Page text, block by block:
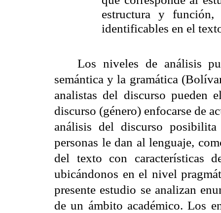
estructura y función,
identificables en el
Los niveles de análisis
semántica y la gramática
analistas del discurso
discurso (género) enfocarse de
análisis del discurso
personas le dan al lenguaje,
del texto con características
ubicándonos en el nivel
presente estudio se analizan
de un ámbito académico. Los